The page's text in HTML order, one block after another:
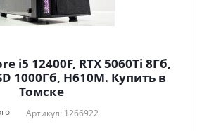
i5 12400F, RTX 5060Ti 8Гб,
Томске
Артикул: 1266922